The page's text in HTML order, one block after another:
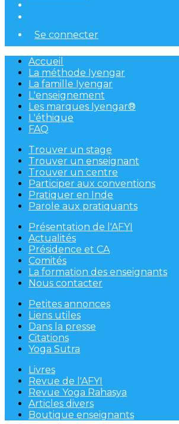
Se connecter
Accueil
La méthode Iyengar
La famille Iyengar
L'enseignement
Les marques Iyengar®
L'éthique
FAQ
Trouver un stage
Trouver un enseignant
Trouver un centre
Participer aux conventions
Pratiquer en Inde
Parole aux pratiquants
Présentation de l'AFYI
Actualités
Présidence et CA
Comités
La formation des enseignants
Nous contacter
Petites annonces
Liens utiles
Dans la presse
Citations
Yoga Sutra
Livres
Revue de l'AFYI
Revue Yoga Rahasya
Articles divers
Boutique enseignants